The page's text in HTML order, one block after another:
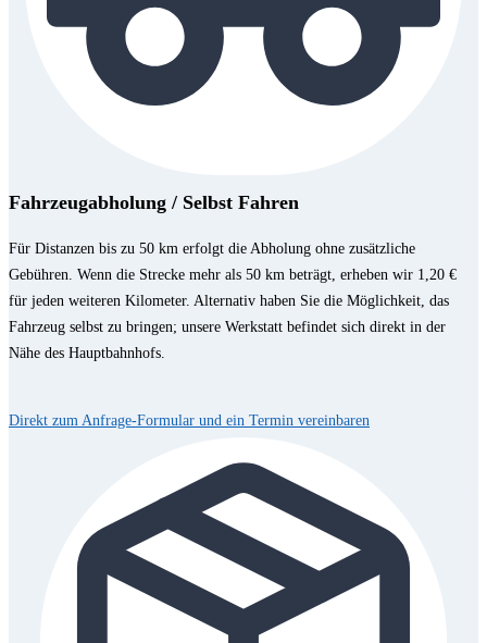
Fahrzeugabholung / Selbst Fahren
Für Distanzen bis zu 50 km erfolgt die Abholung ohne zusätzliche
Gebühren. Wenn die Strecke mehr als 50 km beträgt, erheben wir 1,20 €
für jeden weiteren Kilometer. Alternativ haben Sie die Möglichkeit, das
Fahrzeug selbst zu bringen; unsere Werkstatt befindet sich direkt in der
Nähe des Hauptbahnhofs.
Direkt zum Anfrage-Formular und ein Termin vereinbaren